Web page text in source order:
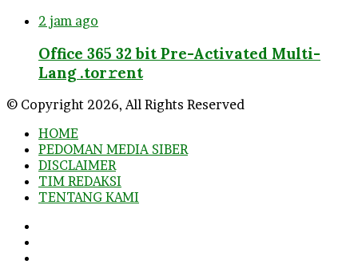
2 jam ago
Office 365 32 bit Pre-Activated Multi-
Lang .tоr𝚛еnt
© Copyright 2026, All Rights Reserved
HOME
PEDOMAN MEDIA SIBER
DISCLAIMER
TIM REDAKSI
TENTANG KAMI